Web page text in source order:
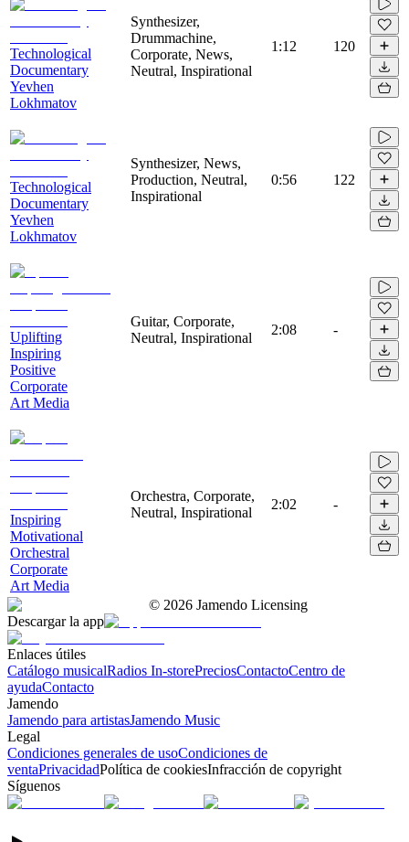
Technological
Documentary
Yevhen
Lokhmatov
Synthesizer,
Drummachine,
Corporate, News,
Neutral, Inspirational
1:12 120
Technological
Documentary
Yevhen
Lokhmatov
Synthesizer, News,
Production, Neutral,
Inspirational
0:56 122
Uplifting
Inspiring
Positive
Corporate
Art Media
Guitar, Corporate,
Neutral, Inspirational
2:08 -
Inspiring
Motivational
Orchestral
Corporate
Art Media
Orchestra, Corporate,
Neutral, Inspirational
2:02 -
© 2026 Jamendo Licensing
Descargar la app
Enlaces útiles
Catálogo musicalRadios In-storePreciosContactoCentro de
ayudaContacto
Jamendo
Jamendo para artistasJamendo Music
Legal
Condiciones generales de usoCondiciones de
ventaPrivacidadPolítica de cookiesInfracción de copyright
Síguenos